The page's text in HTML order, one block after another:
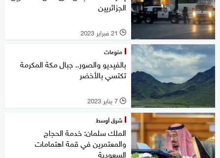
الجزائريين
l 21 فبراير 2023
منوعات
بالفيديو والصور.. جبال مكة المكرمة
تكتسي بالأخضر
l 7 يناير 2023
شرق أوسط
الملك سلمان: خدمة الحجاج
والمعتمرين في قمة اهتمامات
السعودية